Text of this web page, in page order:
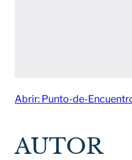
Abrir: Punto-de-
AUTOR